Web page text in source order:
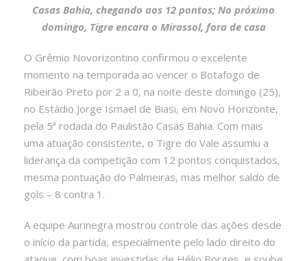
Casas Bahia, chegando aos 12 pontos; No próximo
domingo, Tigre encara o Mirassol, fora de casa
O Grêmio Novorizontino confirmou o excelente
momento na temporada ao vencer o Botafogo de
Ribeirão Preto por 2 a 0, na noite deste domingo (25),
no Estádio Jorge Ismael de Biasi, em Novo Horizonte,
pela 5ª rodada do Paulistão Casas Bahia. Com mais
uma atuação consistente, o Tigre do Vale assumiu a
liderança da competição com 12 pontos conquistados,
mesma pontuação do Palmeiras, mas melhor saldo de
gols – 8 contra 1.
A equipe Aurinegra mostrou controle das ações desde
o início da partida, especialmente pelo lado direito do